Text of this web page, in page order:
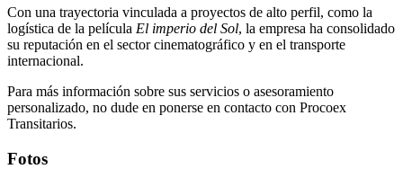
Con una trayectoria vinculada a proyectos de alto perfil, como la
logística de la película El imperio del Sol, la empresa ha consolidado
su reputación en el sector cinematográfico y en el transporte
internacional.
Para más información sobre sus servicios o asesoramiento
personalizado, no dude en ponerse en contacto con Procoex
Transitarios.
Fotos